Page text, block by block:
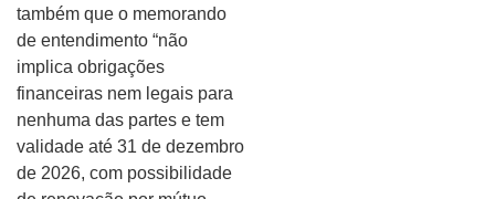
também que o memorando
de entendimento “não
implica obrigações
financeiras nem legais para
nenhuma das partes e tem
validade até 31 de dezembro
de 2026, com possibilidade